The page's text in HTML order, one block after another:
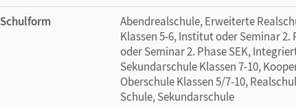
Schulform
Abendrealschule, Erweiterte
Klassen 5-6, Institut oder Seminar 2.
oder Seminar 2. Phase SEK,
Sekundarschule Klassen 7-10,
Oberschule Klassen 5/7-10,
Schule, Sekundarschule